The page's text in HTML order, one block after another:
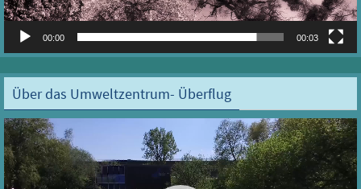
00:00 00:03
Über das Umweltzentrum- Überflug
Video-
Player